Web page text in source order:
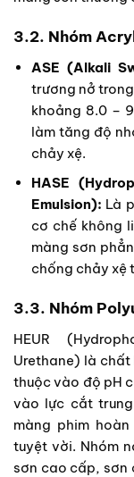
3.2. Nhóm
ASE (Alkali
trương nở
khoảng 8.0 –
làm tăng độ
chảy xệ.
HASE
Emulsion): Là
cơ chế không
màng sơn
chống chảy xệ
3.3. Nhóm
HEUR
Urethane) là
thuộc vào độ pH
vào lực cắt
màng phim
tuyệt vời. Nhóm
sơn cao cấp, sơn